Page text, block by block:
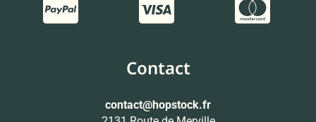
Contact
contact@hopstock.fr